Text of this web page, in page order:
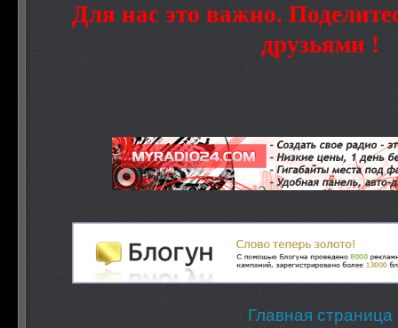
Для нас это важно.
друзьями !
Главная страница